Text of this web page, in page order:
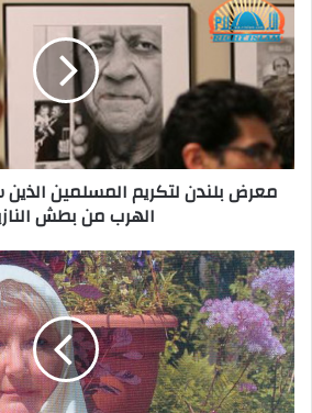
معرض بلندن لتكريم المسلمين
الهرب من بطش